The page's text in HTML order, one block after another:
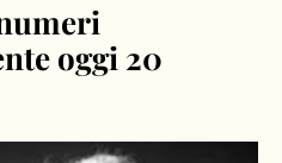
oggi 20